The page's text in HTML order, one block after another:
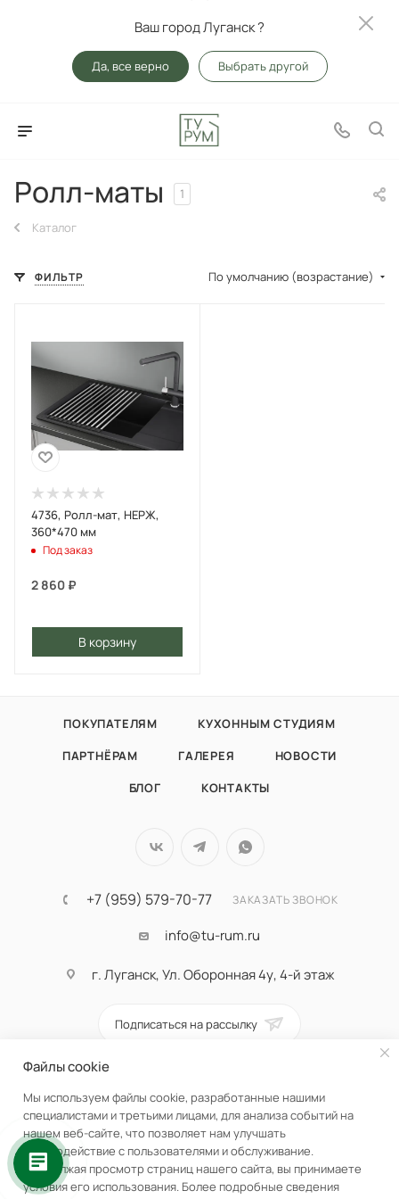
Ваш город Луганск ?
Да, все верно Выбрать другой
Ролл-маты 1
Каталог
ФИЛЬТР По умолчанию (возрастание)
4736, Ролл-мат, НЕРЖ,
360*470 мм
Под заказ
2 860 ₽
В корзину
ПОКУПАТЕЛЯМ
КУХОННЫМ СТУДИЯМ
ПАРТНЁРАМ
ГАЛЕРЕЯ
НОВОСТИ
БЛОГ
КОНТАКТЫ
+7 (959) 579-70-77 ЗАКАЗАТЬ ЗВОНОК
info@tu-rum.ru
г. Луганск, Ул. Оборонная 4у, 4-й этаж
Подписаться на рассылку
Файлы cookie
Мы используем файлы cookie, разработанные нашими
специалистами и третьими лицами, для анализа событий на
нашем веб-сайте, что позволяет нам улучшать
взаимодействие с пользователями и обслуживание.
Продолжая просмотр страниц нашего сайта, вы принимаете
условия его использования. Более подробные сведения